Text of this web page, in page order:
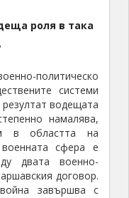
роля в така
политическо
системи
водещата
намалява,
в областта на
сфера е
двата военно-
договор.
завършва с